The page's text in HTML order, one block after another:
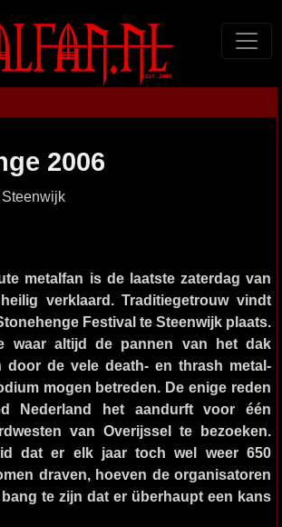
2006
metalfan is de laatste zaterdag van
verklaard. Traditiegetrouw vindt
Festival te Steenwijk plaats.
waar altijd de pannen van het dak
door de vele death- en thrash metal-
mogen betreden. De enige reden
Nederland het aandurft voor één
van Overijssel te bezoeken.
dat er elk jaar toch wel weer 650
draven, hoeven de organisatoren
te zijn dat er überhaupt een kans